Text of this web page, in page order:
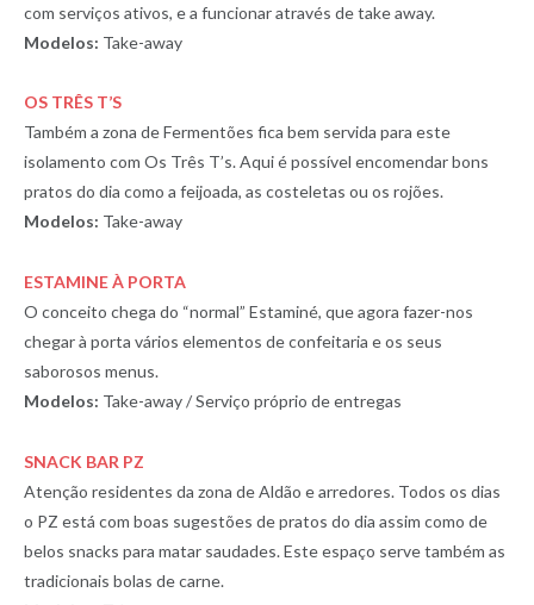
com serviços ativos, e a funcionar através de take away.
Modelos: Take-away
OS TRÊS T’S
Também a zona de Fermentões fica bem servida para este
isolamento com Os Três T’s. Aqui é possível encomendar bons
pratos do dia como a feijoada, as costeletas ou os rojões.
Modelos: Take-away
ESTAMINE À PORTA
O conceito chega do “normal” Estaminé, que agora fazer-nos
chegar à porta vários elementos de confeitaria e os seus
saborosos menus.
Modelos: Take-away / Serviço próprio de entregas
SNACK BAR PZ
Atenção residentes da zona de Aldão e arredores. Todos os dias
o PZ está com boas sugestões de pratos do dia assim como de
belos snacks para matar saudades. Este espaço serve também as
tradicionais bolas de carne.